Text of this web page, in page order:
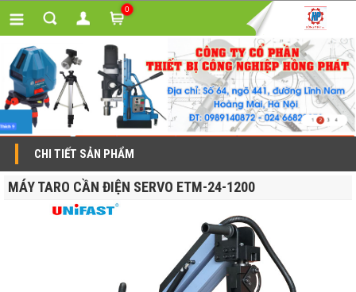
0
CHI TIẾT SẢN PHẨM
MÁY TARO CẦN ĐIỆN SERVO ETM-24-1200